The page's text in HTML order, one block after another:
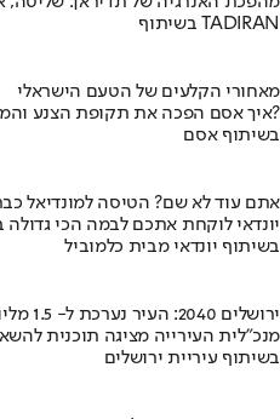
בשיתוף TADIRAN
מאחורי הקלעים של הטעם הישראלי
איך אסם הפכה את תקופת הצנע והמחסור הקשה של שנות ה-40 למותג לאומי?
בשיתוף אסם
אתם עוד לא שם? הטיסה למונדיאל
יונדאי לוקחת אתכם לבמה הכי גדולה
בשיתוף יונדאי מבית כלמוביל
ירושלים 2040: העיר נערכת ל- 1.5 מליון תושבים
מנכ"לית העירייה מציגה תוכנית
בשיתוף עיריית ירושלים